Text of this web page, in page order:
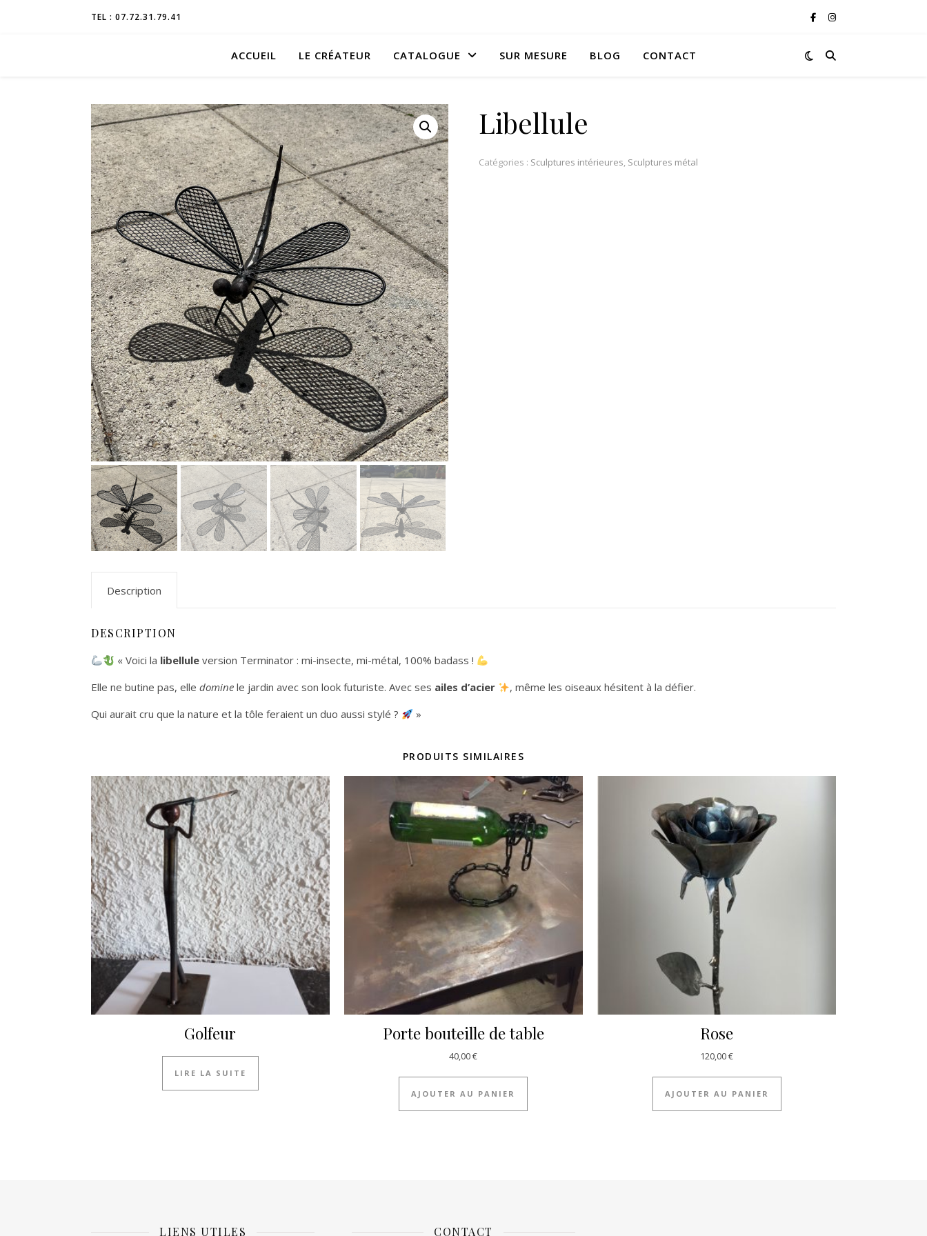
TEL : 07.72.31.79.41
ACCUEIL LE CRÉATEUR CATALOGUE SUR MESURE BLOG CONTACT
Libellule
Catégories : Sculptures intérieures, Sculptures métal
Description
DESCRIPTION
« Voici la libellule version Terminator : mi-insecte, mi-métal, 100% badass !
Elle ne butine pas, elle domine le jardin avec son look futuriste. Avec ses ailes d’acier
, même les oiseaux hésitent à la défier.
Qui aurait cru que la nature et la tôle feraient un duo aussi stylé ?
»
PRODUITS SIMILAIRES
Golfeur
LIRE LA SUITE
Porte bouteille de table
40,00€
AJOUTER AU PANIER
Rose
120,00€
AJOUTER AU PANIER
LIENS UTILES CONTACT